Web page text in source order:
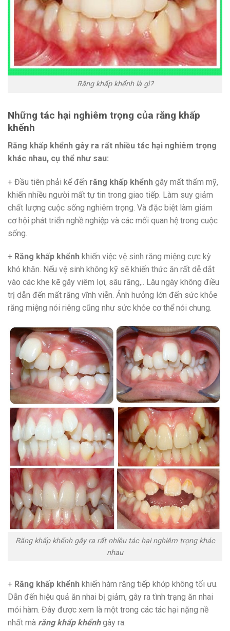
Răng khấp khểnh là gì?
Những tác hại nghiêm trọng của răng khấp
khểnh
Răng khấp khểnh gây ra rất nhiều tác hại nghiêm trọng
khác nhau, cụ thể như sau:
+ Đầu tiên phải kể đến răng khấp khểnh gây mất thẩm mỹ,
khiến nhiều người mất tự tin trong giao tiếp. Làm suy giảm
chất lượng cuộc sống nghiêm trọng. Và đặc biệt làm giảm
cơ hội phát triển nghề nghiệp và các mối quan hệ trong cuộc
sống.
+ Răng khấp khểnh khiến việc vệ sinh răng miệng cực kỳ
khó khăn. Nếu vệ sinh không kỹ sẽ khiến thức ăn rất dễ dắt
vào các khe kẽ gây viêm lợi, sâu răng,.. Lâu ngày không điều
trị dẫn đến mất răng vĩnh viễn. Ảnh hưởng lớn đến sức khỏe
răng miệng nói riêng cũng như sức khỏe cơ thể nói chung.
Răng khấp khểnhgây ra rất nhiều tác hại nghiêm trọng khác
nhau
+ Răng khấp khểnh khiến hàm răng tiếp khớp không tối ưu.
Dẫn đến hiệu quả ăn nhai bị giảm, gây ra tình trạng ăn nhai
mỏi hàm. Đây được xem là một trong các tác hại nặng nề
nhất mà răng khấp khểnhgây ra.